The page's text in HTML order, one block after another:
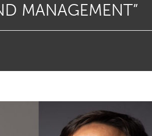
MANAGEMENT”